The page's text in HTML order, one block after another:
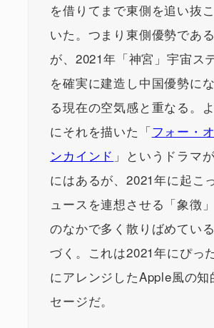
を借りてまで東側を追い抜
いた。つまり東側優勢であ
が、2021年「神宮」宇宙ス
を確実に建造し中国優勢に
る現在の空気感と重なる。
にそれを描いた「フォー・
ンカインド 」というドラマ
にはあるが、2021年に起こ
ュースを連想させる「象徴
のなかで多く散りばめてい
づく。これは2021年にぴっ
にアレンジしたApple風の知
セージだ。